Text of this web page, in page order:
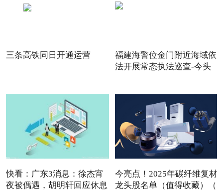
三条高铁同日开通运营
福建海警位金门附近海域依
法开展常态执法巡查-今头
快看：广东3消息：徐杰宵
夜被偶遇，胡明轩回应休息
今亮点！2025年碳纤维复材
龙头股名单（值得收藏）（